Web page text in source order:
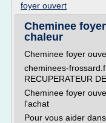
foyer ouvert
Cheminee
chaleur
Cheminee foyer
cheminees-
RECUPERATEUR
Cheminee foyer
l'achat
Pour vous aider